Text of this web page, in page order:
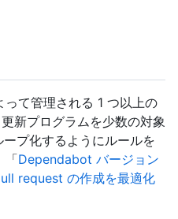
て管理される 1 つ以上の
新プログラムを少数の対象
プ化するようにルールを
「Dependabot バージョン
request の作成を最適化